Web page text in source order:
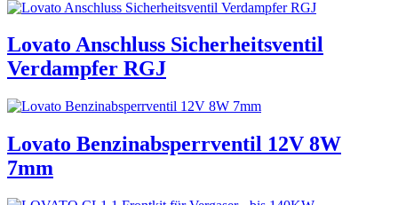
Lovato Anschluss Sicherheitsventil
Verdampfer RGJ
Lovato Benzinabsperrventil 12V 8W
7mm